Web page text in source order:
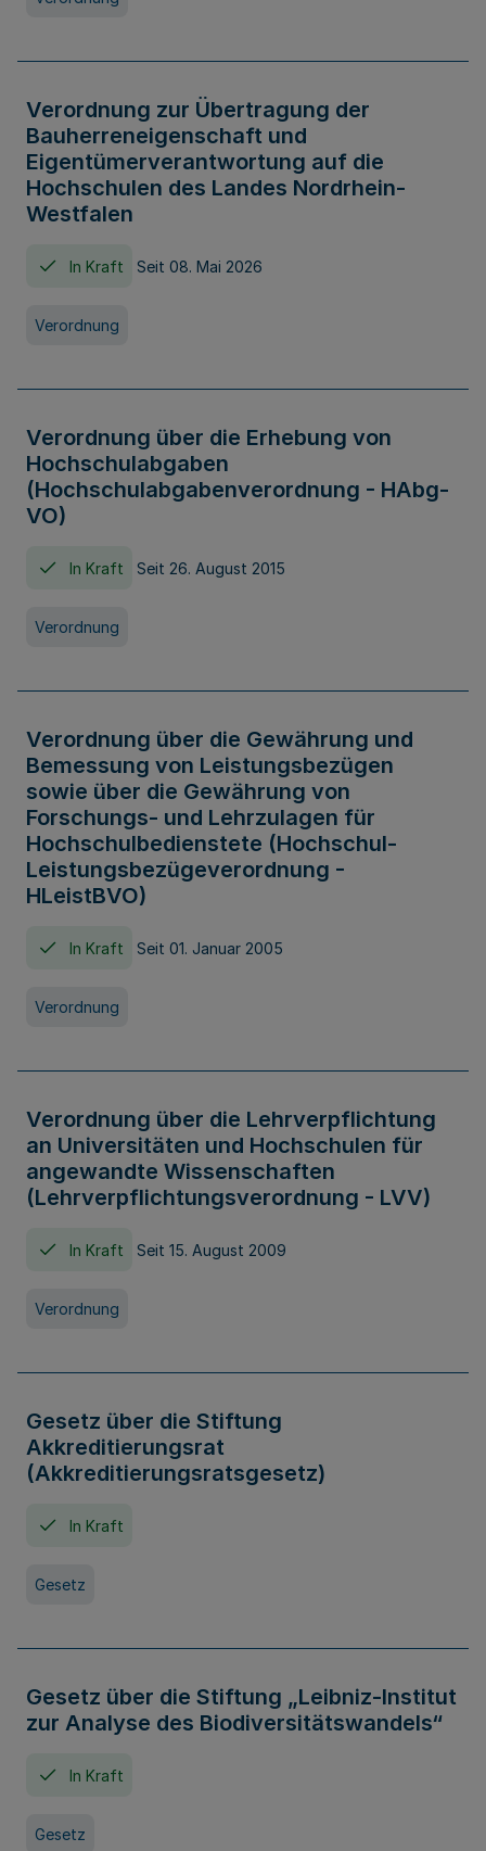
Verordnung zur Übertragung der
Bauherreneigenschaft und
Eigentümerverantwortung auf die
Hochschulen des Landes Nordrhein-
Westfalen
In Kraft Seit 08. Mai 2026
Verordnung
Verordnung über die Erhebung von
Hochschulabgaben
(Hochschulabgabenverordnung - HAbg-
VO)
In Kraft Seit 26. August 2015
Verordnung
Verordnung über die Gewährung und
Bemessung von Leistungsbezügen
sowie über die Gewährung von
Forschungs- und Lehrzulagen für
Hochschulbedienstete (Hochschul-
Leistungsbezügeverordnung -
HLeistBVO)
In Kraft Seit 01. Januar 2005
Verordnung
Verordnung über die Lehrverpflichtung
an Universitäten und Hochschulen für
angewandte Wissenschaften
(Lehrverpflichtungsverordnung - LVV)
In Kraft Seit 15. August 2009
Verordnung
Gesetz über die Stiftung
Akkreditierungsrat
(Akkreditierungsratsgesetz)
In Kraft
Gesetz
Gesetz über die Stiftung „Leibniz-Institut
zur Analyse des Biodiversitätswandels“
In Kraft
Gesetz